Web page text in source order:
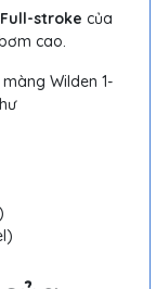
stroke của
cao.
Wilden 1-